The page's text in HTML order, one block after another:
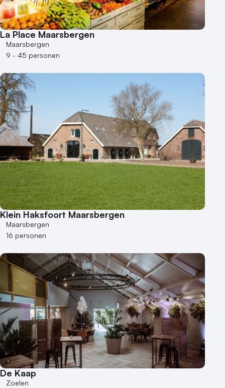
La Place Maarsbergen
Maarsbergen
9 - 45 personen
Klein Haksfoort Maarsbergen
Maarsbergen
16 personen
De Kaap
Zoelen